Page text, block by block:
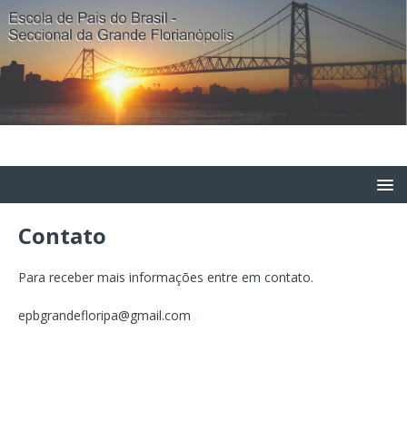
Contato
Para receber mais informações entre em contato.
epbgrandefloripa@gmail.com